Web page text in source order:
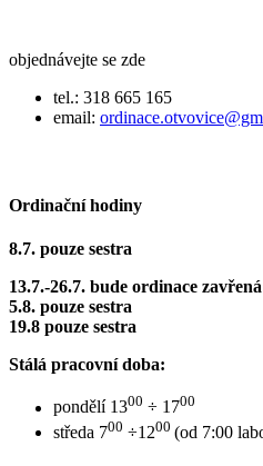
objednávejte se zde
tel.: 318 665 165
email:
Ordinační hodiny
8.7. pouze sestra
13.7.-26.7. bude ordinace zavřená
5.8. pouze sestra
19.8 pouze sestra
Stálá pracovní doba:
pondělí 1300 ÷ 1700
středa 700 ÷1200 (od 7:00